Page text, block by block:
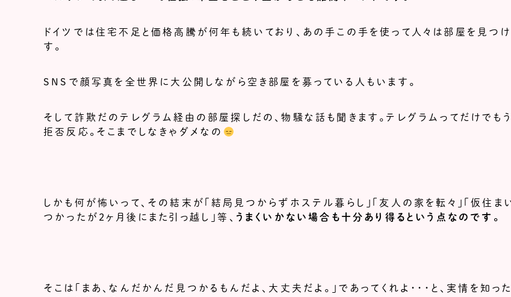
ドイツでは住宅不足と価格高騰が何年も続いており、あの手この手を使って人々は部屋を見つけ
す。
SNSで顔写真を全世界に大公開しながら空き部屋を募っている人もいます。
そして詐欺だのテレグラム経由の部屋探しだの、物騒な話も聞きます。テレグラムってだけでも
拒否反応。そこまでしなきゃダメなの
しかも何が怖いって、その結末が「結局見つからずホステル暮らし」「友人の家を転々」「仮住ま
つかったが2ヶ月後にまた引っ越し」等、 うまくいかない場合も十分あり得るという点なのです。
そこは「まあ、なんだかんだ見つかるもんだよ、大丈夫だよ。」であってくれよ・・・と、実情を知っ